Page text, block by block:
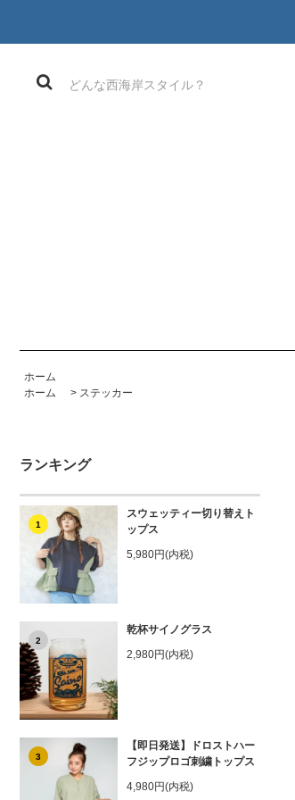
ホーム
ホーム
> ステッカー
ランキング
1
スウェッティー切り替えト
ップス
5,980円(内税)
2
乾杯サイノグラス
2,980円(内税)
3
【即日発送】ドロストハー
フジップロゴ刺繍トップス
4,980円(内税)